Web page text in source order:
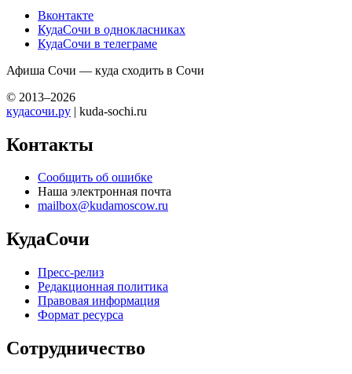
Вконтакте
КудаСочи в однокласниках
КудаСочи в телеграме
Афиша Сочи — куда сходить в Сочи
© 2013–2026
кудасочи.ру | kuda-sochi.ru
Контакты
Сообщить об ошибке
Наша электронная почта
mailbox@kudamoscow.ru
КудаСочи
Пресс-релиз
Редакционная политика
Правовая информация
Формат ресурса
Сотрудничество